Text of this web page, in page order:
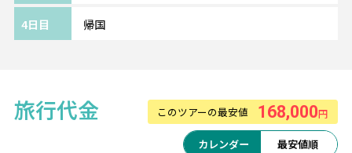
4日目 帰国
旅行代金 このツアーの最安値 168,000円
カレンダー 最安値順